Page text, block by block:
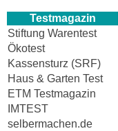
Testmagazin
Stiftung Warentest
Ökotest
Kassensturz (SRF)
Haus & Garten Test
ETM Testmagazin
IMTEST
selbermachen.de